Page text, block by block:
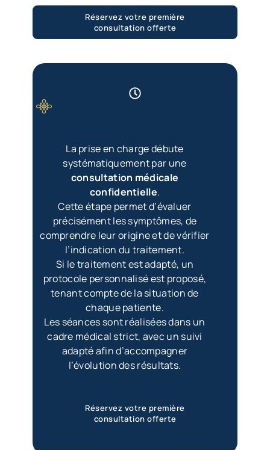
Réservez votre première
consultation offerte
La prise en charge débute
systématiquement par une
consultation médicale
confidentielle.
Cette étape permet d’évaluer
précisément les symptômes, de
comprendre leur origine et de vérifier
l’indication du traitement.
Si le traitement est adapté, un
protocole personnalisé est proposé,
tenant compte de la situation de
chaque patiente.
Les séances sont réalisées dans un
cadre médical strict, avec un suivi
adapté afin d’accompagner
l’évolution des résultats.
Réservez votre première
consultation offerte